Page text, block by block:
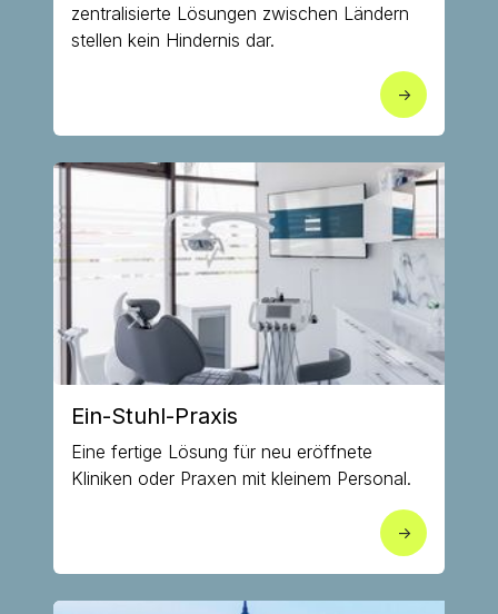
zentralisierte Lösungen zwischen Ländern
stellen kein Hindernis dar.
->
Ein-Stuhl-Praxis
Eine fertige Lösung für neu eröffnete
Kliniken oder Praxen mit kleinem Personal.
->